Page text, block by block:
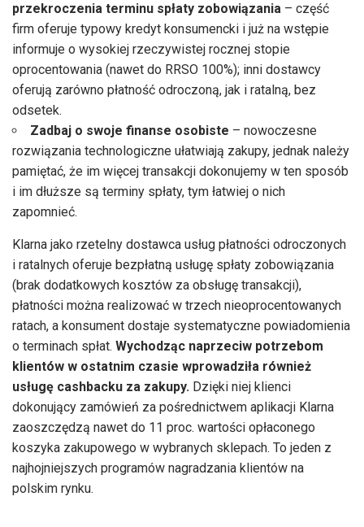
przekroczenia terminu spłaty zobowiązania – część
firm oferuje typowy kredyt konsumencki i już na wstępie
informuje o wysokiej rzeczywistej rocznej stopie
oprocentowania (nawet do RRSO 100%); inni dostawcy
oferują zarówno płatność odroczoną, jak i ratalną, bez
odsetek.
Zadbaj o swoje finanse osobiste – nowoczesne
rozwiązania technologiczne ułatwiają zakupy, jednak należy
pamiętać, że im więcej transakcji dokonujemy w ten sposób
i im dłuższe są terminy spłaty, tym łatwiej o nich
zapomnieć.
Klarna jako rzetelny dostawca usług płatności odroczonych
i ratalnych oferuje bezpłatną usługę spłaty zobowiązania
(brak dodatkowych kosztów za obsługę transakcji),
płatności można realizować w trzech nieoprocentowanych
ratach, a konsument dostaje systematyczne powiadomienia
o terminach spłat. Wychodząc naprzeciw potrzebom
klientów w ostatnim czasie wprowadziła również
usługę cashbacku za zakupy. Dzięki niej klienci
dokonujący zamówień za pośrednictwem aplikacji Klarna
zaoszczędzą nawet do 11 proc. wartości opłaconego
koszyka zakupowego w wybranych sklepach. To jeden z
najhojniejszych programów nagradzania klientów na
polskim rynku.